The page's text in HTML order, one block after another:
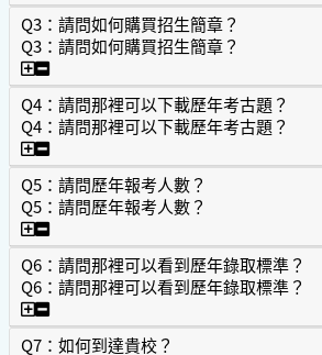
Q3：請問如何購買招生簡章？
Q3：請問如何購買招生簡章？
Q3：請問如何購買招生簡章？
Q4：請問那裡可以下載歷年考古題？
Q4：請問那裡可以下載歷年考古題？
Q4：請問那裡可以下載歷年考古題？
Q5：請問歷年報考人數？
Q5：請問歷年報考人數？
Q5：請問歷年報考人數？
Q6：請問那裡可以看到歷年錄取標準？
Q6：請問那裡可以看到歷年錄取標準？
Q6：請問那裡可以看到歷年錄取標準？
Q7：如何到達貴校？